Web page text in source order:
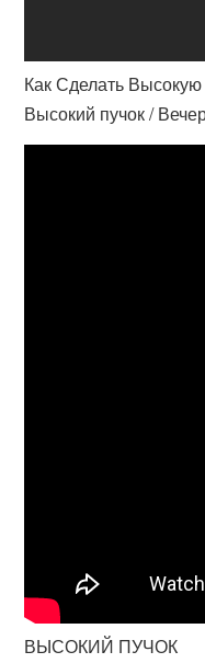
Как Сделать
Высокий пучок /
ВЫСОКИЙ ПУЧОК